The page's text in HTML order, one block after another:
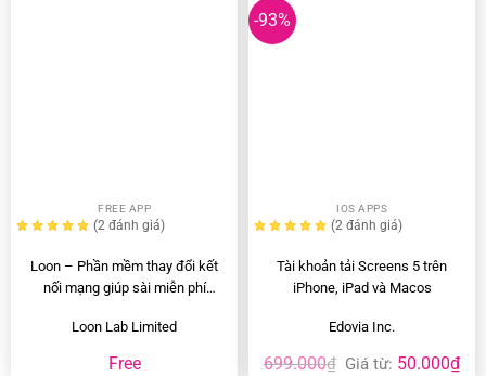
FREE APP
(2 đánh giá)
Loon – Phần mềm thay đổi kết
nối mạng giúp sài miễn phí
Loon Lab Limited
Free
-93%
IOS APPS
(2 đánh giá)
Tài khoản tải Screens 5 trên
iPhone, iPad và Macos
Edovia Inc.
699.000₫ Giá từ: 50.000₫